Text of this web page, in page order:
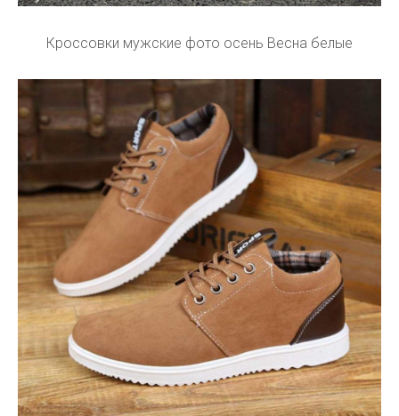
Кроссовки мужские фото осень Весна белые